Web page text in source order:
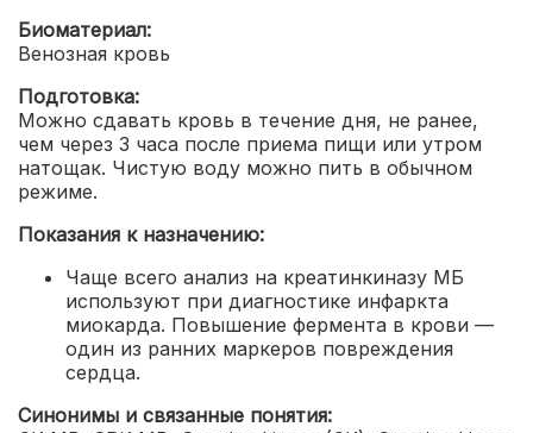
Биоматериал:
Венозная кровь
Подготовка:
Можно сдавать кровь в течение дня, не ранее,
чем через 3 часа после приема пищи или утром
натощак. Чистую воду можно пить в обычном
режиме.
Показания к назначению:
Чаще всего анализ на креатинкиназу МБ
используют при диагностике инфаркта
миокарда. Повышение фермента в крови —
один из ранних маркеров повреждения
сердца.
Синонимы и связанные понятия: